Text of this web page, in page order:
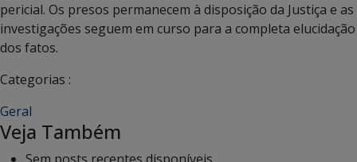
pericial. Os presos permanecem à disposição da Justiça e as
investigações seguem em curso para a completa elucidação
dos fatos.
Categorias :
Geral
Veja Também